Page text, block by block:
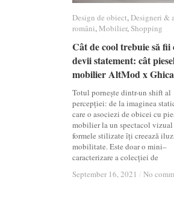
Design de obiect,Designeri &
români,Mobilier,Shopping
Cât de cool trebuie să fii
devii statement: cât
mobilier AltMod x
Totul pornește dintr-un shift al
percepției: de la imaginea
care o asociezi de obicei cu
mobilier la un spectacol vizual
formele stilizate îți creează
mobilitate. Este doar o mini–
caracterizare a colecției de
September 16, 2021 / No
Design de obiect Designeri &
români Mobilier Shopping
Cât de cool trebuie să fii
devii statement: cât
mobilier AltMod x
September 16, 2021 / No